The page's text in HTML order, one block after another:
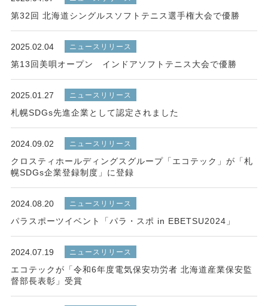
第32回 北海道シングルスソフトテニス選手権大会で優勝
2025.02.04 ニュースリリース
第13回美唄オープン インドアソフトテニス大会で優勝
2025.01.27 ニュースリリース
札幌SDGs先進企業として認定されました
2024.09.02 ニュースリリース
クロスティホールディングスグループ「エコテック」が「札
幌SDGs企業登録制度」に登録
2024.08.20 ニュースリリース
パラスポーツイベント「パラ・スポ in EBETSU2024」
2024.07.19 ニュースリリース
エコテックが「令和6年度電気保安功労者 北海道産業保安監
督部長表彰」受賞